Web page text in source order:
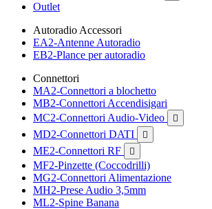
Outlet
Autoradio Accessori
EA2-Antenne Autoradio
EB2-Plance per autoradio
Connettori
MA2-Connettori a blochetto
MB2-Connettori Accendisigari
MC2-Connettori Audio-Video

MD2-Connettori DATI 
ME2-Connettori RF 
MF2-Pinzette (Coccodrilli)
MG2-Connettori Alimentazione
MH2-Prese Audio 3,5mm
ML2-Spine Banana